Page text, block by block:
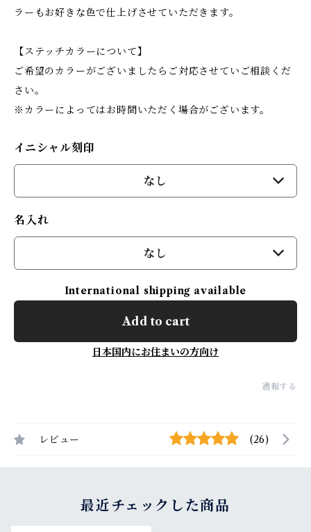
ラーもお好きな色で仕上げさせていただきます。
【ステッチカラーについて】
ご希望のカラーがございましたらご対応させていご相談くだ
さい。
※カラーによってはお時間いただく場合がございます。
イニシャル刻印
なし
名入れ
なし
International shipping available
Add to cart
日本国内にお住まいの方向け
通報する
レビュー (26)
最近チェックした商品